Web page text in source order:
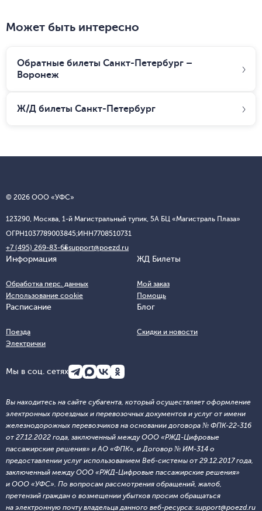
Может быть интересно
Обратные билеты Санкт-Петербург –
Воронеж
Ж/Д билеты Санкт-Петербург
© 2026 ООО «УФС»
123290, Москва, 1-й Магистральный тупик, 5А БЦ «Магистраль Плаза»
ОГРН1037789003845;ИНН7708510731
+7 (495) 269-83-65support@poezd.ru
Информация
Обработка перс. данных
Использование cookie
ЖД Билеты
Мой заказ
Помощь
Расписание
Поезда
Электрички
Блог
Скидки и новости
Мы в соц. сетях
Вы находитесь на сайте субагента, который осуществляет оформление
электронных проездных и перевозочных документов и услуг от имени
железнодорожных перевозчиков на основании договора № ФПК-22-316
от 27.12.2022 года, заключенный между ООО «РЖД-Цифровые
пассажирские решения» и АО «ФПК», и Договор № ИМ-314 о
предоставлении услуг использованием Веб-системы от 29.12.2017 года,
заключенный между ООО «РЖД-Цифровые пассажирские решения»
и ООО «УФС». По вопросам рассмотрения обращений, жалоб,
претензий граждан о возмещении убытков просим обращаться
на электронную почту владельца данного веб-ресурса: support@poezd.ru